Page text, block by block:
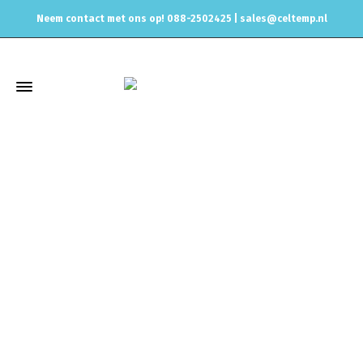
Neem contact met ons op! 088-2502425 | sales@celtemp.nl